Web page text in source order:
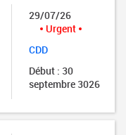
29/07/26
Urgent
CDD
Début : 30
septembre 3026